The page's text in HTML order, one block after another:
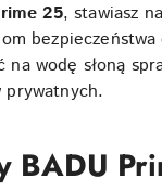
25, stawiasz
na wodę słoną
prywatnych.
BADU